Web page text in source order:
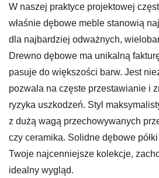
W naszej praktyce projektowej
właśnie dębowe meble stanowią
dla najbardziej odważnych,
Drewno dębowe ma unikalną
pasuje do większości barw. Jest
pozwala na częste przestawianie i
ryzyka uszkodzeń. Styl
z dużą wagą przechowywanych
czy ceramika. Solidne dębowe
Twoje najcenniejsze kolekcje,
idealny wygląd.